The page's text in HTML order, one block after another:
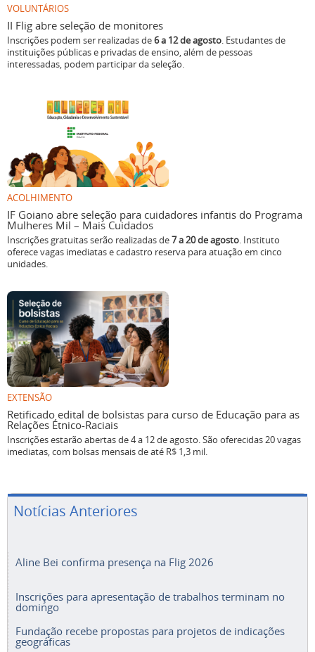
VOLUNTÁRIOS
II Flig abre seleção de monitores
Inscrições podem ser realizadas de6 a 12 de agosto. Estudantes de
instituições públicas e privadas de ensino, além de pessoas
interessadas, podem participar da seleção.
ACOLHIMENTO
IF Goiano abre seleção para cuidadores infantis do Programa
Mulheres Mil – Mais Cuidados
Inscrições gratuitas serão realizadas de7 a 20 de agosto. Instituto
oferece vagas imediatas e cadastro reserva para atuação em cinco
unidades.
EXTENSÃO
Retificado edital de bolsistas para curso de Educação para as
Relações Étnico-Raciais
Inscrições estarão abertas de 4 a 12 de agosto. São oferecidas 20 vagas
imediatas, com bolsas mensais de até R$ 1,3 mil.
Notícias Anteriores
Aline Bei confirma presença na Flig 2026
Inscrições para apresentação de trabalhos terminam no
domingo
Fundação recebe propostas para projetos de indicações
geográficas